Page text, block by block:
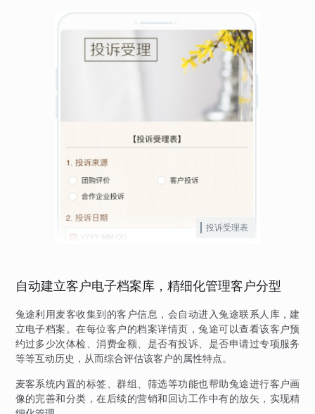
投诉受理表
自动建立客户电子档案库，精细化管理客户分型
兔途利用麦客收集到的客户信息，会自动进入兔途联系人库，建
立电子档案。在每位客户的档案详情页，兔途可以查看该客户预
约过多少次体检、消费金额、是否有投诉、是否申请过专项服务
等等互动历史，从而综合评估该客户的属性特点。
麦客系统内置的标签、群组、筛选等功能也帮助兔途进行客户画
像的完善和分类，在后续的营销和回访工作中有的放矢，实现精